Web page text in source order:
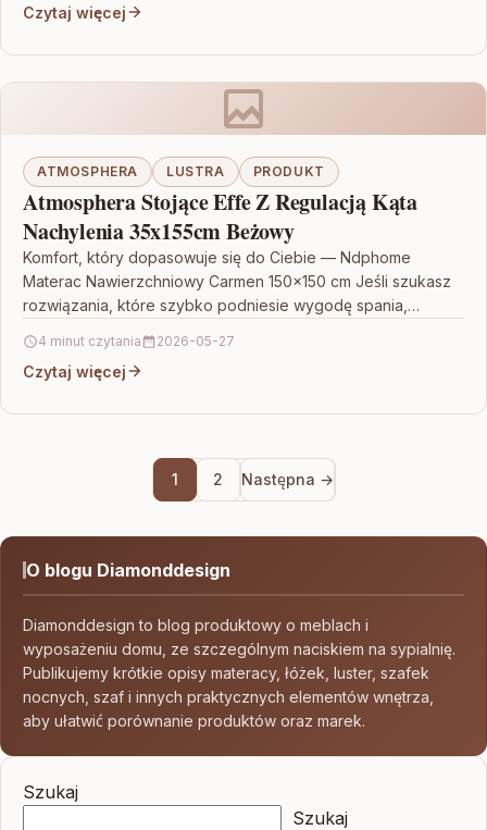
Czytaj więcej
ATMOSPHERA LUSTRA PRODUKT
Atmosphera Stojące Effe Z Regulacją Kąta
Nachylenia 35x155cm Beżowy
Komfort, który dopasowuje się do Ciebie — Ndphome
Materac Nawierzchniowy Carmen 150×150 cm Jeśli szukasz
rozwiązania, które szybko podniesie wygodę spania,
4 minut czytania 2026-05-27
Czytaj więcej
1 2 Następna →
O blogu Diamonddesign
Diamonddesign to blog produktowy o meblach i
wyposażeniu domu, ze szczególnym naciskiem na sypialnię.
Publikujemy krótkie opisy materacy, łóżek, luster, szafek
nocnych, szaf i innych praktycznych elementów wnętrza,
aby ułatwić porównanie produktów oraz marek.
Szukaj
Szukaj